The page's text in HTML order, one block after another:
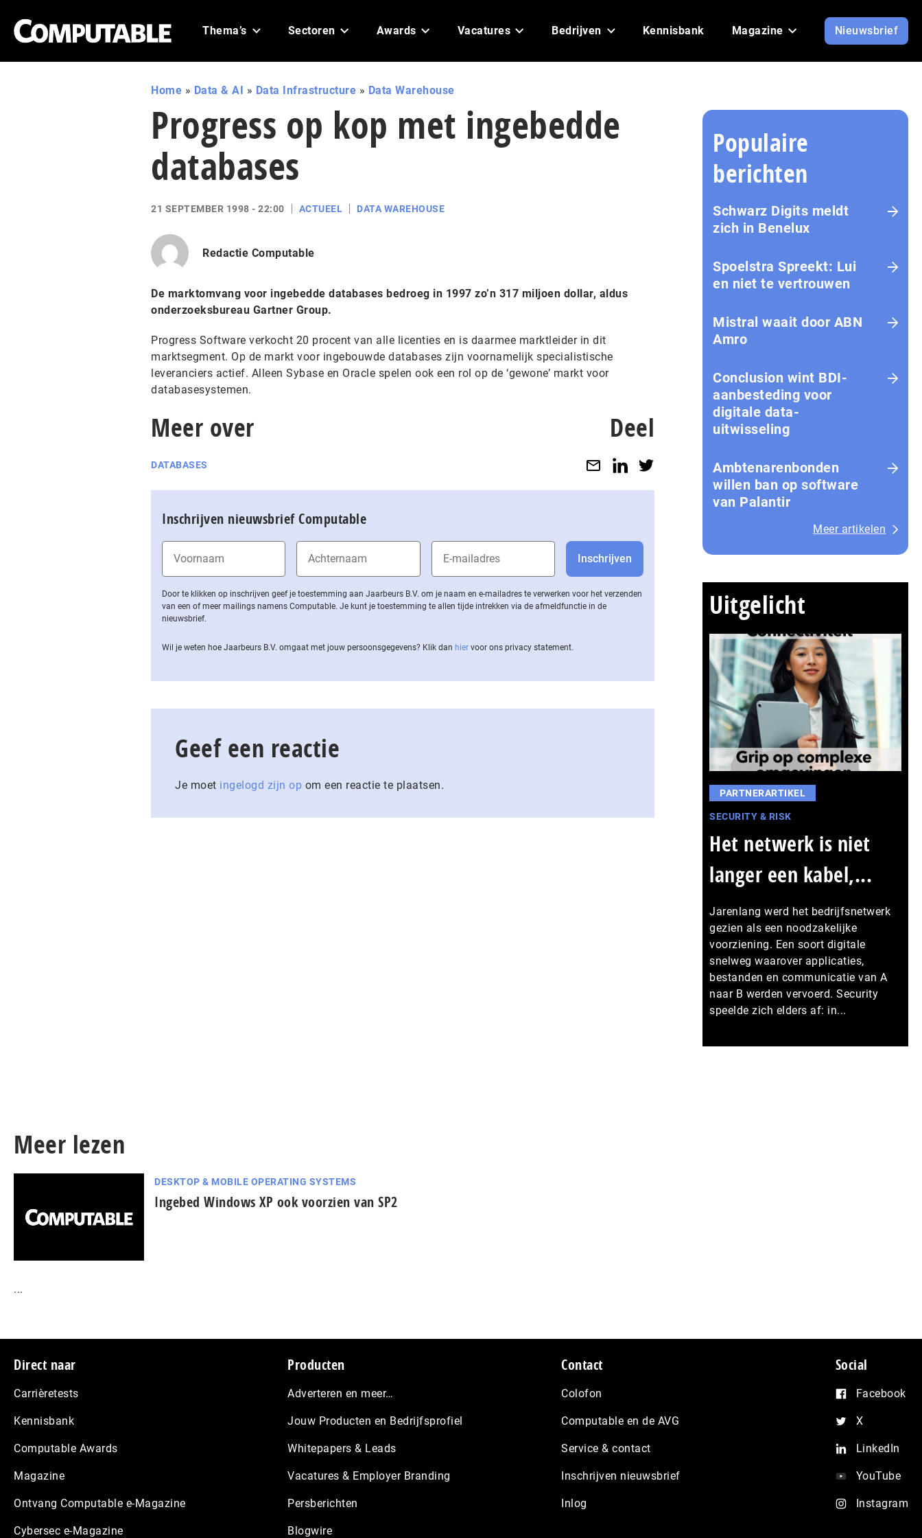
Thema’s Sectoren Awards Vacatures Bedrijven Kennisbank Magazine Nieuwsbrief
Home » Data & AI » Data Infrastructure » Data Warehouse
Progress op kop met ingebedde
databases
21 SEPTEMBER 1998 - 22:00 ACTUEEL DATA WAREHOUSE
Redactie Computable
De marktomvang voor ingebedde databases bedroeg in 1997 zo’n 317 miljoen dollar, aldus
onderzoeksbureau Gartner Group.
Progress Software verkocht 20 procent van alle licenties en is daarmee marktleider in dit
marktsegment. Op de markt voor ingebouwde databases zijn voornamelijk specialistische
leveranciers actief. Alleen Sybase en Oracle spelen ook een rol op de ‘gewone’ markt voor
databasesystemen.
Meer over
DATABASES
Deel
Inschrijven nieuwsbrief Computable
Door te klikken op inschrijven geef je toestemming aan Jaarbeurs B.V. om je naam en e-mailadres te verwerken voor het verzenden
van een of meer mailings namens Computable. Je kunt je toestemming te allen tijde intrekken via de af­meld­func­tie in de
nieuwsbrief.
Wil je weten hoe Jaarbeurs B.V. omgaat met jouw per­soons­ge­ge­vens? Klik dan hier voor ons privacy statement.
Geef een reactie
Je moet ingelogd zijn op om een reactie te plaatsen.
Populaire
berichten
Schwarz Digits meldt
zich in Benelux
Spoelstra Spreekt: Lui
en niet te vertrouwen
Mistral waait door ABN
Amro
Conclusion wint BDI-
aanbesteding voor
digitale data-
uitwisseling
Ambtenarenbonden
willen ban op software
van Palantir
Meer artikelen
Uitgelicht
PARTNERARTIKEL
SECURITY & RISK
Het netwerk is niet
langer een kabel,...
Jarenlang werd het bedrijfsnetwerk
gezien als een noodzakelijke
voorziening. Een soort digitale
snelweg waarover applicaties,
bestanden en communicatie van A
naar B werden vervoerd. Security
speelde zich elders af: in...
Meer lezen
DESKTOP & MOBILE OPERATING SYSTEMS
Ingebed Windows XP ook voorzien van SP2
...
Footer
Direct naar
Carrièretests
Kennisbank
Computable Awards
Magazine
Ontvang Computable e-Magazine
Cybersec e-Magazine
Producten
Adverteren en meer…
Jouw Producten en Bedrijfsprofiel
Whitepapers & Leads
Vacatures & Employer Branding
Persberichten
Blogwire
Contact
Colofon
Computable en de AVG
Service & contact
Inschrijven nieuwsbrief
Inlog
Social
Facebook
X
LinkedIn
YouTube
Instagram